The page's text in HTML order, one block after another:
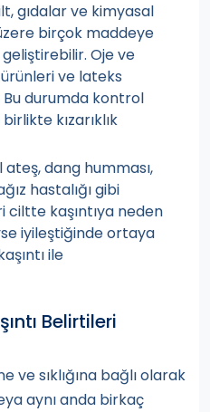
gıdalar ve kimyasal
birçok maddeye
Oje ve
ve lateks
durumda kontrol
kızarıklık
dang humması,
hastalığı gibi
ciltte kaşıntıya neden
iyileştiğinde ortaya
ile
Belirtileri
ve sıklığına bağlı olarak
aynı anda birkaç